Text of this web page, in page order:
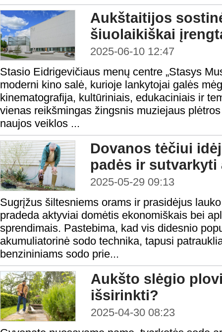
Aukštaitijos
šiuolaikiškai
2025-06-10 12:47
Stasio Eidrigevičiaus menų centre „Stasys
moderni kino salė, kurioje lankytojai galės
kinematografija, kultūriniais, edukaciniais ir
vienas reikšmingas žingsnis muziejaus
naujos veiklos ...
Dovanos tėčiui
padės ir
2025-05-29 09:13
Sugrįžus šiltesniems orams ir prasidėjus
pradeda aktyviai domėtis ekonomiškais bei
sprendimais. Pastebima, kad vis didesnio
akumuliatorinė sodo technika, tapusi
benzininiams sodo prie...
Aukšto slėgio
išsirinkti?
2025-04-30 08:23